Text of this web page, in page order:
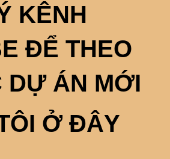
KÊNH
ĐỂ THEO
DỰ ÁN MỚI
Ở ĐÂY